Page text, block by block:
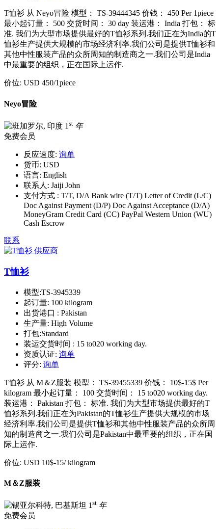
T恤衫 从 Neyo冒险 模型： TS-39444345 价钱： 450 Per 1piece
最小起订量： 500 交货时间： 30 day 装运港： India 打包： 标
准. 我们为大型市场提供最好的T恤衫系列.我们正在为India的T
恤衫生产提供大规模的市场经济利率.我们公司是提供T恤衫和
其他中性服装产品的众所周知的制造商之一.我们公司是India
中最重要的组织，正在国际上运作.
价位: USD 450/1piece
Neyo冒险
1 st 年
免费会员
反应速度: 询单
货币: USD
语言: English
联系人: Jaiji John
支付方式 : T/T, D/A Bank wire (T/T) Letter of Credit (L/C)
Doc Against Payment (D/P) Doc Against Acceptance (D/A)
MoneyGram Credit Card (CC) PayPal Western Union (WU)
Cash Escrow
联系
T恤衫
模型:TS-3945339
起订量: 100 kilogram
出货港口 : Pakistan
生产量: High Volume
打包:Standard
装运交货时间 : 15 to020 working day.
资质认证: 询单
评分: 询单
T恤衫 从 M＆Z服装 模型： TS-39455339 价钱： 10$-15$ Per
kilogram 最小起订量： 100 交货时间： 15 to020 working day.
装运港： Pakistan 打包： 标准. 我们为大型市场提供最好的T
恤衫系列.我们正在为Pakistan的T恤衫生产提供大规模的市场
经济利率.我们公司是提供T恤衫和其他中性服装产品的众所周
知的制造商之一.我们公司是Pakistan中最重要的组织，正在国
际上运作.
价位: USD 10$-15/ kilogram
M＆Z服装
1 st 年
免费会员